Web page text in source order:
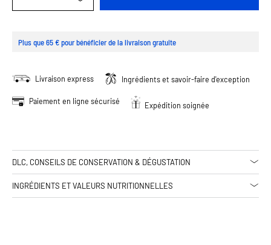
Plus que 65 € pour bénéficier de la livraison gratuite
Livraison express Ingrédients et savoir-faire d'exception
Paiement en ligne sécurisé Expédition soignée
DLC, CONSEILS DE CONSERVATION & DÉGUSTATION
INGRÉDIENTS ET VALEURS NUTRITIONNELLES